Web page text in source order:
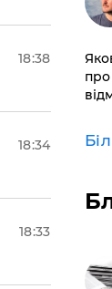
18:38
18:34
18:33